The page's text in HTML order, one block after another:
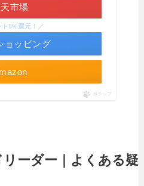
市場
ト5%還元！／
ョッピング
ポチップ
ーダー｜よくある疑